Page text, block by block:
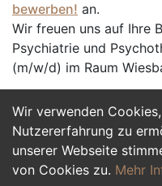
Wir verwenden
Nutzererfahrung zu
unserer Webseite
von Cookies zu. Mehr
bewerben! an.
Wir freuen uns auf Ihre
Psychiatrie und
(m/w/d) im Raum
Jetzt